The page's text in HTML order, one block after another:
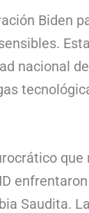
Biden
nacional
que
Saudita.